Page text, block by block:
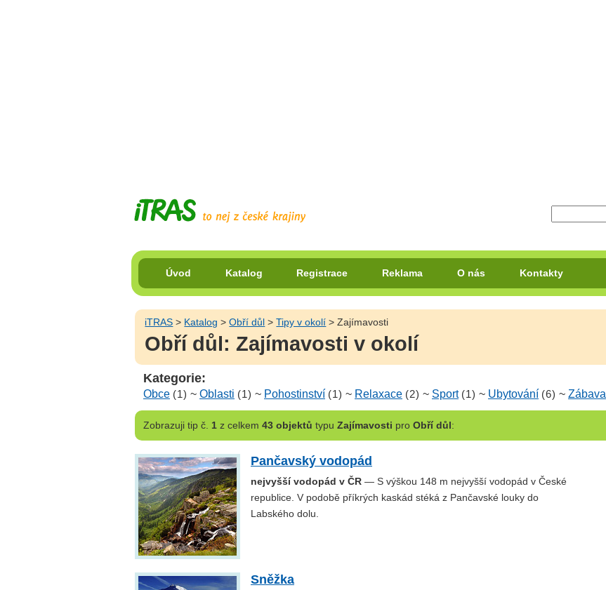
Úvod Katalog Registrace Reklama O nás Kontakty
iTRAS > Katalog >Obří důl >Tipy v okolí > Zajímavosti
Obří důl: Zajímavosti v okolí
Kategorie:
Obce (1) ~ Oblasti (1) ~ Pohostinství (1) ~ Relaxace (2) ~ Sport (1) ~ Ubytování (6) ~ Zábava
Zobrazujitip č. 1z celkem 43 objektů typu Zajímavosti pro Obří důl:
Pančavský vodopád
nejvyšší vodopád v ČR — S výškou 148 m nejvyšší vodopád v České
republice. V podobě příkrých kaskád stéká z Pančavské louky do
Labského dolu.
Sněžka